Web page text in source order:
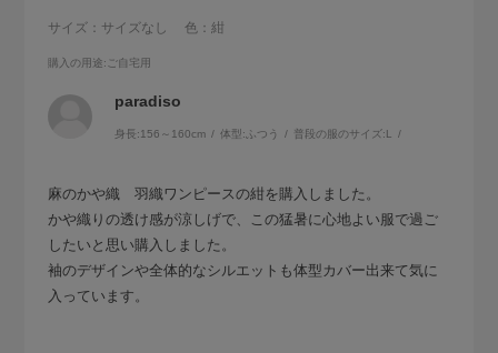
サイズ：サイズなし 色：紺
購入の用途:ご自宅用
paradiso
身長:156～160cm 体型: ふつう 普段の服のサイズ:L
麻のかや織 羽織ワンピースの紺を購入しました。
かや織りの透け感が涼しげで、この猛暑に心地よい服で過ご
したいと思い購入しました。
袖のデザインや全体的なシルエットも体型カバー出来て気に
入っています。